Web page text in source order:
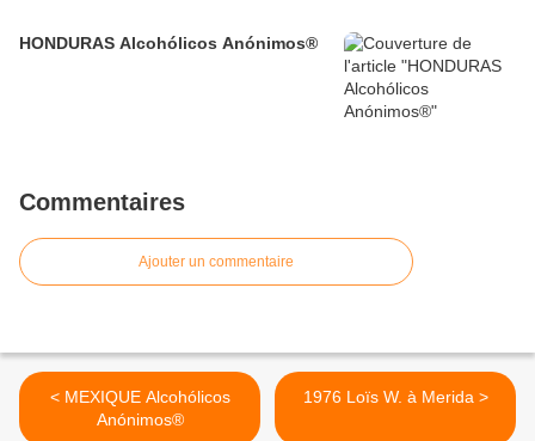
HONDURAS Alcohólicos Anónimos®
Commentaires
Ajouter un commentaire
< MEXIQUE Alcohólicos
Anónimos®
1976 Loïs W. à Merida >